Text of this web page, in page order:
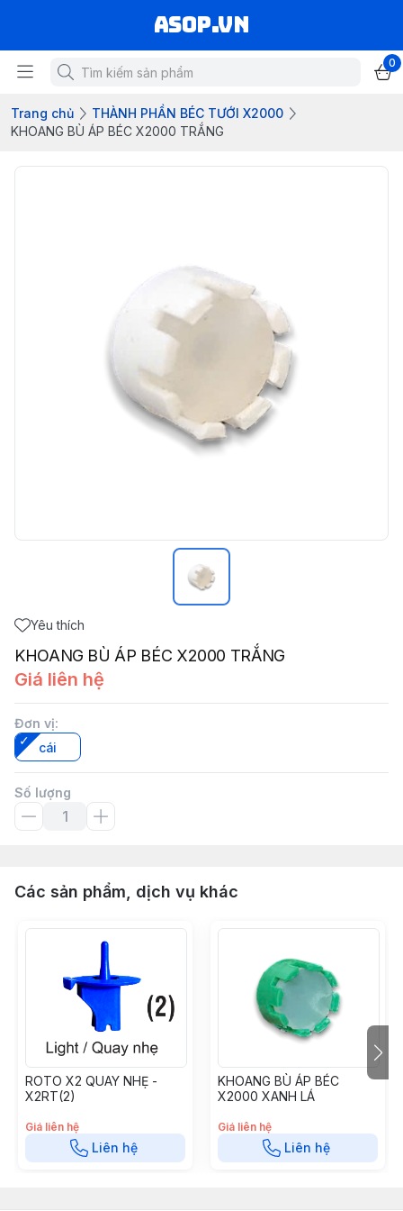
asop.vn
0
Trang chủ
THÀNH PHẦN BÉC TƯỚI X2000
KHOANG BÙ ÁP BÉC X2000 TRẮNG
Yêu thích
KHOANG BÙ ÁP BÉC X2000 TRẮNG
Giá liên hệ
Đơn vị:
cái
Số lượng
Các sản phẩm, dịch vụ khác
ROTO X2 QUAY NHẸ -
X2RT(2)
Giá liên hệ
Liên hệ
KHOANG BÙ ÁP BÉC
X2000 XANH LÁ
Giá liên hệ
Liên hệ